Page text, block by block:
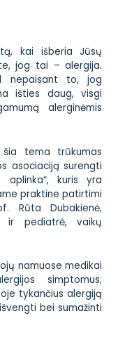
kai išberia Jūsų
jog tai – alergija.
nepaisant to, jog
išties daug, visgi
alerginėmis
šia tema trūkumas
asociaciją surengti
aplinka“, kuris yra
praktine patirtimi
Rūta Dubakienė,
ir pediatrė, vaikų
namuose medikai
simptomus,
tykančius alergiją
bei sumažinti